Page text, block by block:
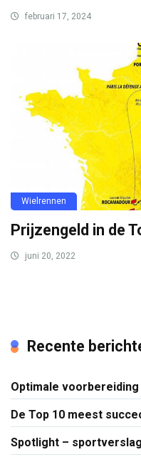
februari 17, 2024
Wielrennen
Prijzengeld in de
juni 20, 2022
Recente
Optimale
De Top 10 meest
Spotlight –